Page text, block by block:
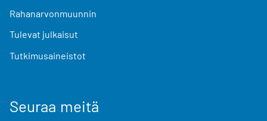
Rahanarvonmuunnin
Tulevat julkaisut
Tutkimusaineistot
Seuraa meitä